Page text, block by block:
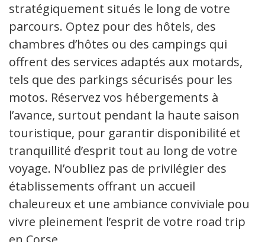
stratégiquement situés le long de votre
parcours. Optez pour des hôtels, des
chambres d’hôtes ou des campings qui
offrent des services adaptés aux motards,
tels que des parkings sécurisés pour les
motos. Réservez vos hébergements à
l’avance, surtout pendant la haute saison
touristique, pour garantir disponibilité et
tranquillité d’esprit tout au long de votre
voyage. N’oubliez pas de privilégier des
établissements offrant un accueil
chaleureux et une ambiance conviviale pour
vivre pleinement l’esprit de votre road trip